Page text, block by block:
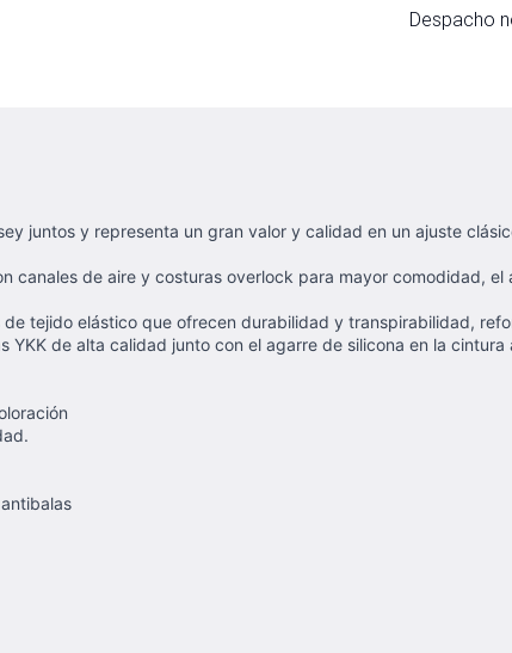
Despacho
juntos y representa un gran valor y calidad en un ajuste
canales de aire y costuras overlock para mayor comodidad,
tejido elástico que ofrecen durabilidad y transpirabilidad,
de alta calidad junto con el agarre de silicona en la